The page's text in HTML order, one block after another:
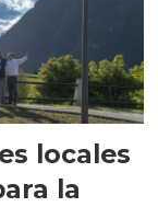
locales
la